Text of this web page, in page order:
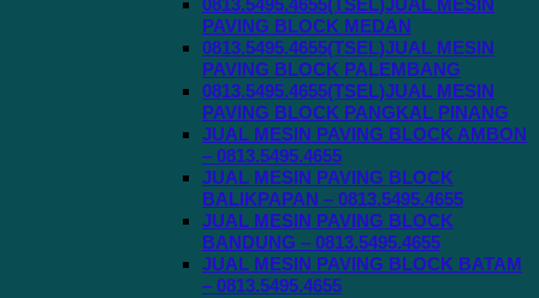
0813.5495.4655(TSEL)JUAL MESIN
PAVING BLOCK MEDAN
0813.5495.4655(TSEL)JUAL MESIN
PAVING BLOCK PALEMBANG
0813.5495.4655(TSEL)JUAL MESIN
PAVING BLOCK PANGKAL PINANG
JUAL MESIN PAVING BLOCK AMBON
– 0813.5495.4655
JUAL MESIN PAVING BLOCK
BALIKPAPAN – 0813.5495.4655
JUAL MESIN PAVING BLOCK
BANDUNG – 0813.5495.4655
JUAL MESIN PAVING BLOCK BATAM
– 0813.5495.4655